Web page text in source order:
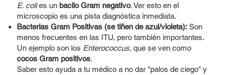
E. colies un bacilo Gram negativo. Ver esto en el
microscopio es una pista diagnóstica inmediata.
Bacterias Gram Positivas (se tiñen de azul/violeta):Son
menos frecuentes en las ITU, pero también importantes.
Un ejemplo son los Enterococcus, que se ven como
cocos Gram positivos.
Saber esto ayuda a tu médico a no dar "palos de ciego" y